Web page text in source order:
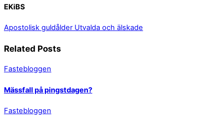
EKiBS
Apostolisk guldålder Utvalda och älskade
Related Posts
Fastebloggen
Mässfall på pingstdagen?
Fastebloggen